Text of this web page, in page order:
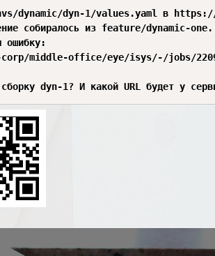
envs/dynamic/dyn-1/values.yaml в
собиралось из feature/dynamic-one.
ошибку:
middle-office/eye/isys/-/jobs/
сборку dyn-1? И какой URL будет у